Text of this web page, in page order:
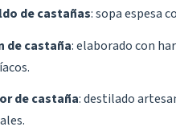
de castañas: sopa espesa
de castaña: elaborado con
de castaña: destilado